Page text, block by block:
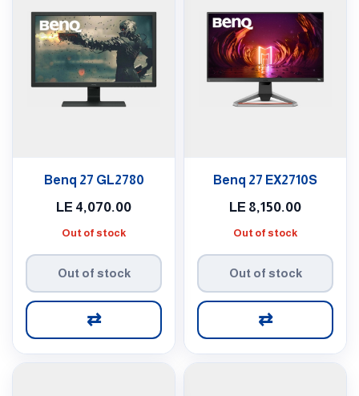
Benq 27 EX2710S
LE 8,150.00
Out of stock
Out of stock
⇄
Benq 27 GL2780
LE 4,070.00
Out of stock
Out of stock
⇄